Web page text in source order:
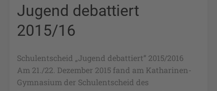
Jugend debattiert
2015/16
Schulentscheid „Jugend debattiert” 2015/2016
Am 21./22. Dezember 2015 fand am Katharinen-
Gymnasium der Schulentscheid des